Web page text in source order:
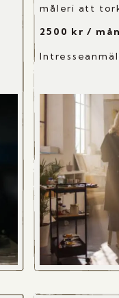
måleri att
2500 kr /